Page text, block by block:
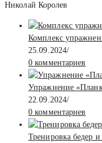
Николай Королев
Комплекс
25.09.2024/
0 комментариев
Упражнение
22.09.2024/
0 комментариев
Тренировка бедер